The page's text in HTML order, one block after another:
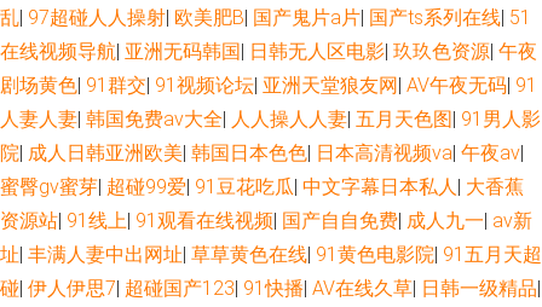
乱| 97超碰人人操射| 欧美肥B| 国产鬼片a片| 国产ts系列在线| 51
在线视频导航| 亚洲无码韩国| 日韩无人区电影| 玖玖色资源| 午夜
剧场黄色| 91群交| 91视频论坛| 亚洲天堂狼友网| AV午夜无码| 91
人妻人妻| 韩国免费av大全| 人人操人人妻| 五月天色图| 91男人影
院| 成人日韩亚洲欧美| 韩国日本色色| 日本高清视频va| 午夜av|
蜜臀gv蜜芽| 超碰99爱| 91豆花吃瓜| 中文字幕日本私人| 大香蕉
资源站| 91线上| 91观看在线视频| 国产自自免费| 成人九一| av新
址| 丰满人妻中出网址| 草草黄色在线| 91黄色电影院| 91五月天超
碰| 伊人伊思7| 超碰国产123| 91快播| AV在线久草| 日韩一级精品|